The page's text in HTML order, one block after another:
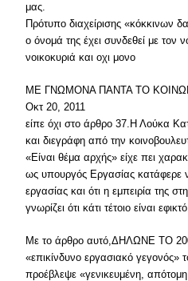
μας.
Πρότυπο διαχείρισης «κόκκινων
ο όνομά της έχει συνδεθεί με τον
νοικοκυριά και οχι μονο
ΜΕ ΓΝΩΜΟΝΑ ΠΑΝΤΑ ΤΟ
Οκτ 20, 2011
είπε όχι στο άρθρο 37.Η Λούκα
και διεγράφη από την
«Είναι θέμα αρχής» είχε πει
ως υπουργός Εργασίας κατάφερε
εργασίας και ότι η εμπειρία της
γνωρίζει ότι κάτι τέτοιο είναι
Με το άρθρο αυτό,ΔΗΛΩΝΕ ΤΟ
«επικίνδυνο εργασιακό γεγονός»
προέβλεψε «γενικευμένη,